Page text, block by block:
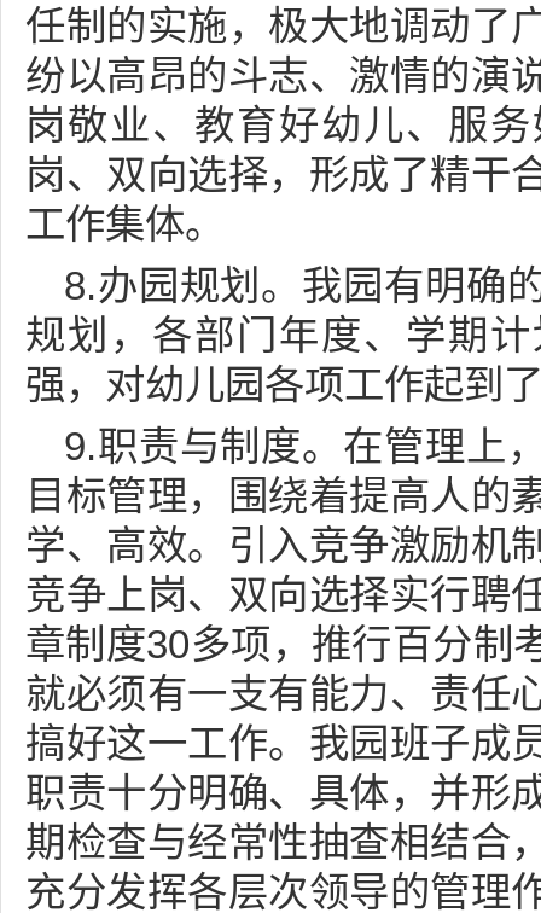
任制的实施，极大地调动了
纷以高昂的斗志、激情的演
岗敬业、教育好幼儿、服
岗、双向选择，形成了精干
工作集体。
8.办园规划。我园有明确
规划，各部门年度、学期
强，对幼儿园各项工作起到
9.职责与制度。在管理上
目标管理，围绕着提高人的
学、高效。引入竞争激励机
竞争上岗、双向选择实行聘
章制度30多项，推行百分制
就必须有一支有能力、责任
搞好这一工作。我园班子成
职责十分明确、具体，并形
期检查与经常性抽查相结合
充分发挥各层次领导的管理